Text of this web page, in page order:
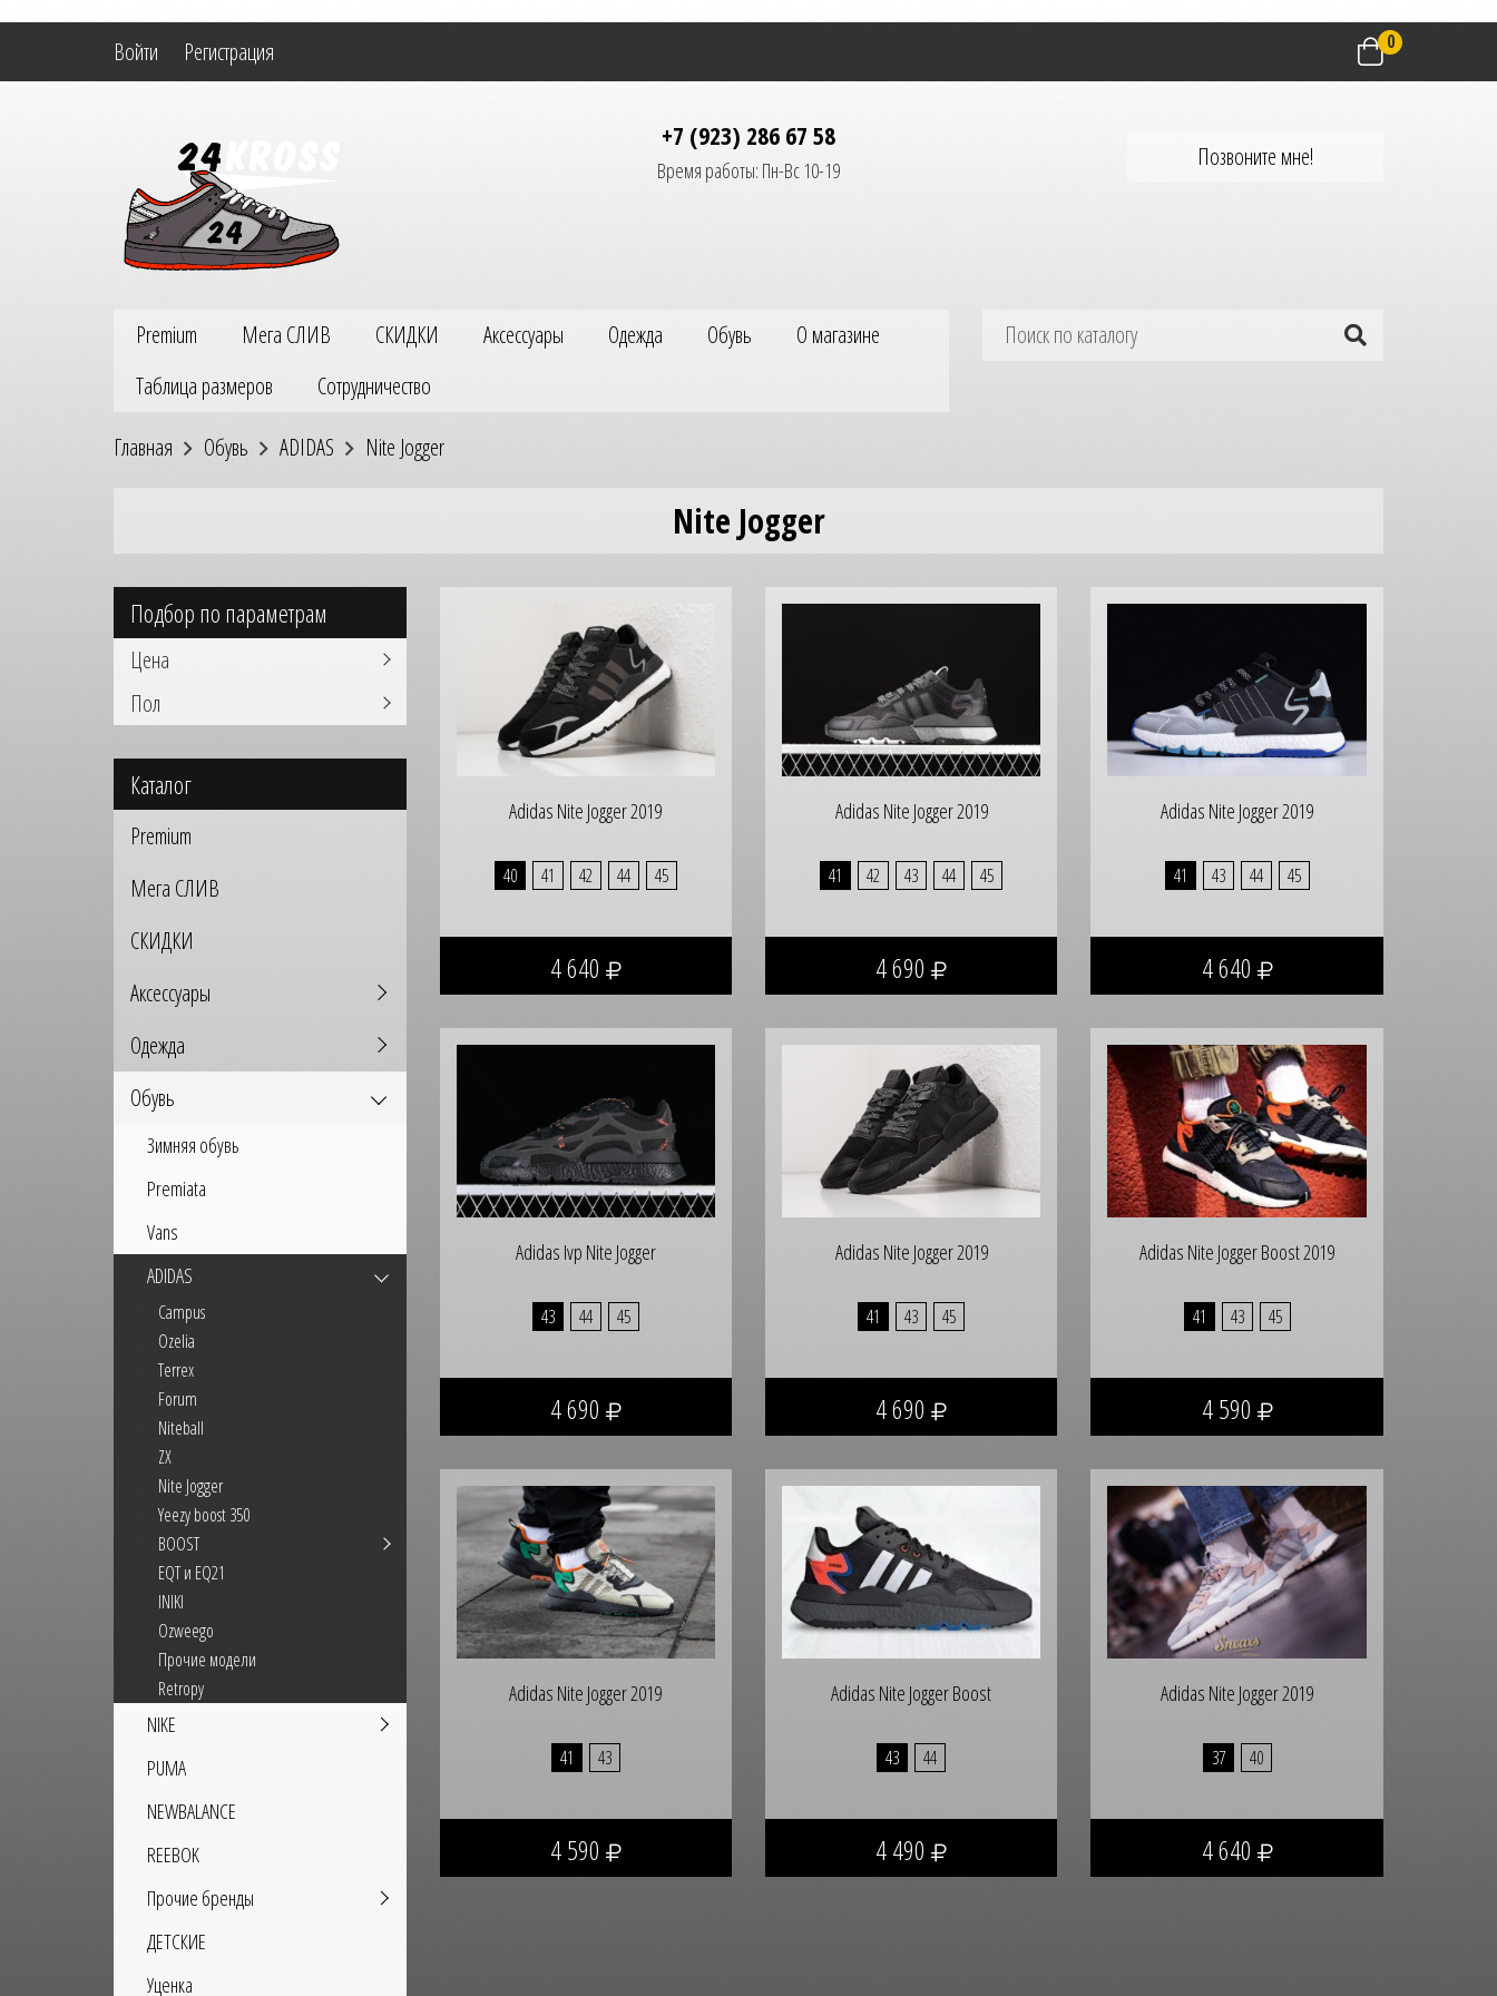
Войти Регистрация 0
+7 (923) 286 67 58
Время работы: Пн-Вс 10-19 Позвоните мне!
Premium Мега СЛИВ СКИДКИ Аксессуары Одежда Обувь
О магазине
Таблица размеров
Сотрудничество
Главная Обувь ADIDAS Nite Jogger
Nite Jogger
Подбор по параметрам
Цена
Пол
Каталог
Premium
Мега СЛИВ
СКИДКИ
Аксессуары
Одежда
Обувь
Зимняя обувь
Premiata
Vans
ADIDAS
Campus
Ozelia
Terrex
Forum
Niteball
ZX
Nite Jogger
Yeezy boost 350
BOOST
EQT и EQ21
INIKI
Ozweego
Прочие модели
Retropy
NIKE
PUMA
NEWBALANCE
REEBOK
Прочие бренды
ДЕТСКИЕ
Уценка
Adidas Nite Jogger 2019
40 41 42 44 45
4 640
Adidas Nite Jogger 2019
41 42 43 44 45
4 690
Adidas Nite Jogger 2019
41 43 44 45
4 640
Adidas Ivp Nite Jogger
43 44 45
4 690
Adidas Nite Jogger 2019
41 43 45
4 690
Adidas Nite Jogger Boost 2019
41 43 45
4 590
Adidas Nite Jogger 2019
41 43
4 590
Adidas Nite Jogger Boost
43 44
4 490
Adidas Nite Jogger 2019
37 40
4 640